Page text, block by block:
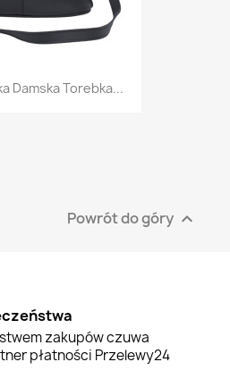
Damska Torebka...
Powrót do góry 
zakupów czuwa
płatności Przelewy24